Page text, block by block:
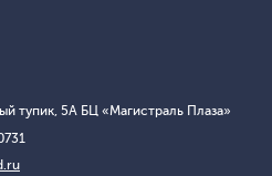
тупик, 5А БЦ «Магистраль Плаза»